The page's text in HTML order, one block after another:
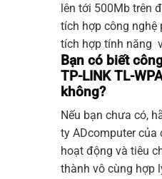
lên tới 500Mb trên
tích hợp công nghệ
tích hợp tính năng
Bạn có biết
TP-LINK TL-
không?
Nếu bạn chưa có,
ty ADcomputercủa
hoạt động và tiêu
thành vô cùng hợp